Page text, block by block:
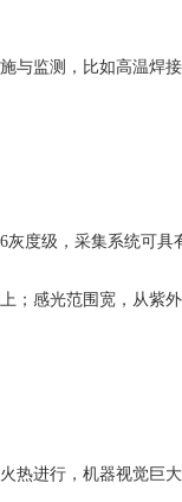
监测，比如高温焊
级，采集系统可具
；感光范围宽，从
进行，机器视觉巨大